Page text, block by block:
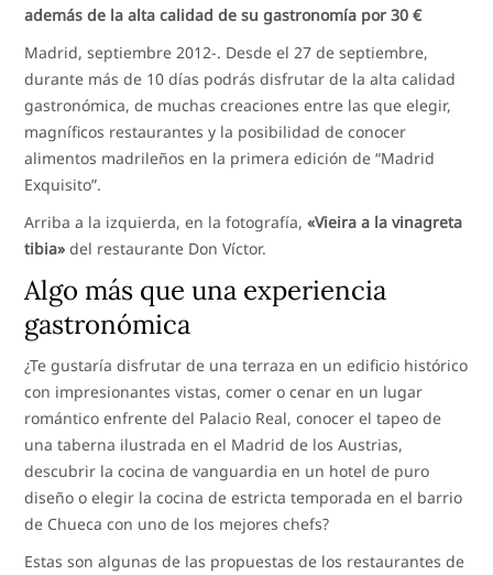
además de la alta calidad de su gastronomía por 30 €
Madrid, septiembre 2012-. Desde el 27 de septiembre,
durante más de 10 días podrás disfrutar de la alta calidad
gastronómica, de muchas creaciones entre las que elegir,
magníficos restaurantes y la posibilidad de conocer
alimentos madrileños en la primera edición de “Madrid
Exquisito”.
Arriba a la izquierda, en la fotografía,«Vieira a la vinagreta
tibia» del restaurante Don Víctor.
Algo más que una experiencia
gastronómica
¿Te gustaría disfrutar de una terraza en un edificio histórico
con impresionantes vistas, comer o cenar en un lugar
romántico enfrente del Palacio Real, conocer el tapeo de
una taberna ilustrada en el Madrid de los Austrias,
descubrir la cocina de vanguardia en un hotel de puro
diseño o elegir la cocina de estricta temporada en el barrio
de Chueca con uno de los mejores chefs?
Estas son algunas de las propuestas de los restaurantes de